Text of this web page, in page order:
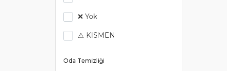
❌ Yok
⚠ KISMEN
Oda Temizliği